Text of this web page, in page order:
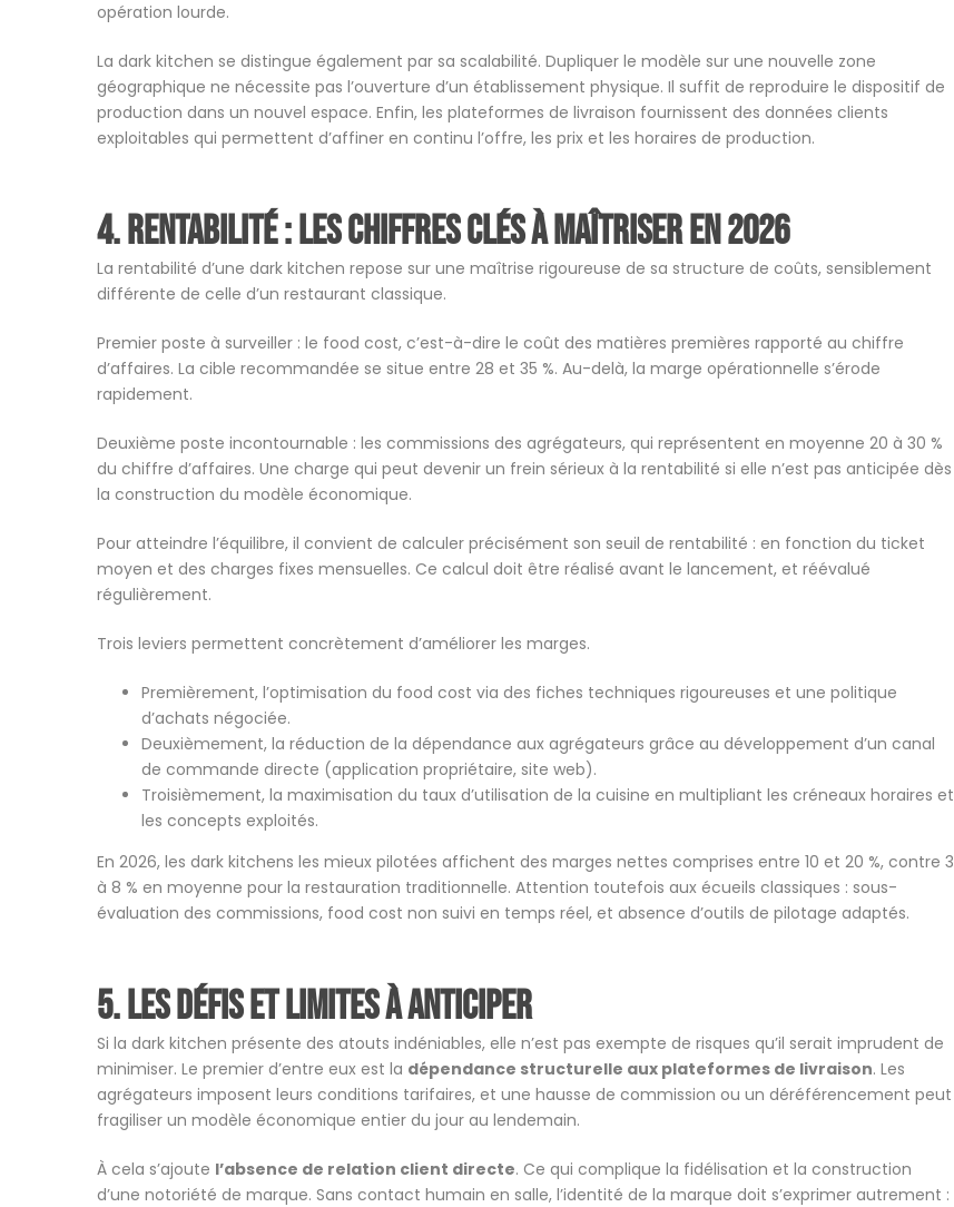
opération lourde.
La dark kitchen se distingue également par sa scalabilité. Dupliquer le modèle sur une nouvelle zone
géographique ne nécessite pas l’ouverture d’un établissement physique. Il suffit de reproduire le dispositif de
production dans un nouvel espace. Enfin, les plateformes de livraison fournissent des données clients
exploitables qui permettent d’affiner en continu l’offre, les prix et les horaires de production.
4. Rentabilité : les chiffres clés à maîtriser en 2026
La rentabilité d’une dark kitchen repose sur une maîtrise rigoureuse de sa structure de coûts, sensiblement
différente de celle d’un restaurant classique.
Premier poste à surveiller : le food cost, c’est-à-dire le coût des matières premières rapporté au chiffre
d’affaires. La cible recommandée se situe entre 28 et 35 %. Au-delà, la marge opérationnelle s’érode
rapidement.
Deuxième poste incontournable : les commissions des agrégateurs, qui représentent en moyenne 20 à 30 %
du chiffre d’affaires. Une charge qui peut devenir un frein sérieux à la rentabilité si elle n’est pas anticipée dès
la construction du modèle économique.
Pour atteindre l’équilibre, il convient de calculer précisément son seuil de rentabilité : en fonction du ticket
moyen et des charges fixes mensuelles. Ce calcul doit être réalisé avant le lancement, et réévalué
régulièrement.
Trois leviers permettent concrètement d’améliorer les marges.
Premièrement, l’optimisation du food cost via des fiches techniques rigoureuses et une politique
d’achats négociée.
Deuxièmement, la réduction de la dépendance aux agrégateurs grâce au développement d’un canal
de commande directe (application propriétaire, site web).
Troisièmement, la maximisation du taux d’utilisation de la cuisine en multipliant les créneaux horaires et
les concepts exploités.
En 2026, les dark kitchens les mieux pilotées affichent des marges nettes comprises entre 10 et 20 %, contre 3
à 8 % en moyenne pour la restauration traditionnelle. Attention toutefois aux écueils classiques : sous-
évaluation des commissions, food cost non suivi en temps réel, et absence d’outils de pilotage adaptés.
5. Les défis et limites à anticiper
Si la dark kitchen présente des atouts indéniables, elle n’est pas exempte de risques qu’il serait imprudent de
minimiser. Le premier d’entre eux est la dépendance structurelle aux plateformes de livraison. Les
agrégateurs imposent leurs conditions tarifaires, et une hausse de commission ou un déréférencement peut
fragiliser un modèle économique entier du jour au lendemain.
À cela s’ajoute l’absence de relation client directe. Ce qui complique la fidélisation et la construction
d’une notoriété de marque. Sans contact humain en salle, l’identité de la marque doit s’exprimer autrement :